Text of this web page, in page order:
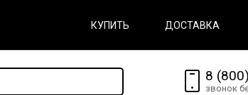
КУПИТЬ ДОСТАВКА
8
звонок